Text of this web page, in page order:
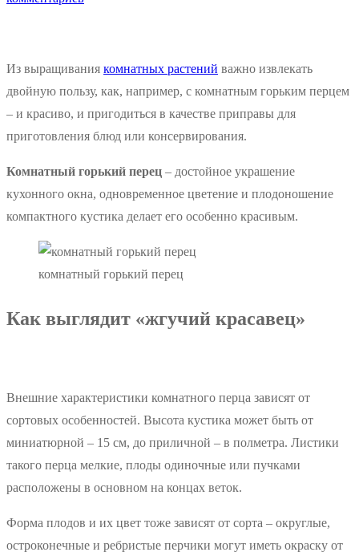
Из выращивания комнатных растений важно извлекать
двойную пользу, как, например, с комнатным горьким перцем
– и красиво, и пригодиться в качестве приправы для
приготовления блюд или консервирования.
Комнатный горький перец – достойное украшение
кухонного окна, одновременное цветение и плодоношение
компактного кустика делает его особенно красивым.
комнатный горький перец
Как выглядит «жгучий красавец»
Внешние характеристики комнатного перца зависят от
сортовых особенностей. Высота кустика может быть от
миниатюрной – 15 см, до приличной – в полметра. Листики
такого перца мелкие, плоды одиночные или пучками
расположены в основном на концах веток.
Форма плодов и их цвет тоже зависят от сорта – округлые,
остроконечные и ребристые перчики могут иметь окраску от